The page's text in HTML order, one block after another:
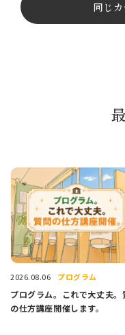
同じ
2026.08.06 プログラム
プログラム。これで大丈夫。
の仕方講座開催します。